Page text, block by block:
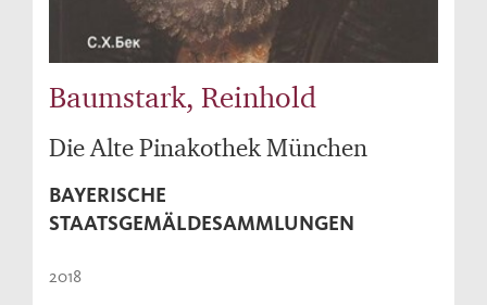
Baumstark, Reinhold
Die Alte Pinakothek München
BAYERISCHE
STAATSGEMÄLDESAMMLUNGEN
2018